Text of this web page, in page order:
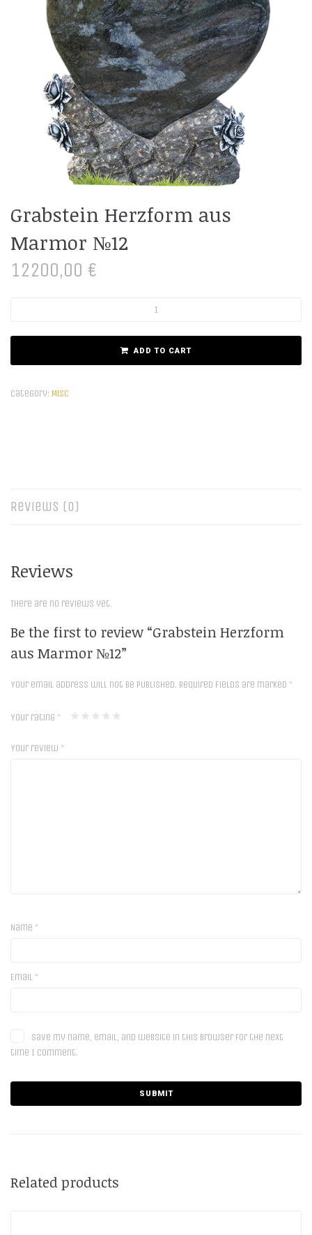
Grabstein Herzform aus
Marmor №12
12200,00 €
ADD TO CART
Category: Misc
Reviews (0)
Reviews
There are no reviews yet.
Be the first to review “Grabstein Herzform
aus Marmor №12”
Your email address will not be published. Required fields are marked *
Your rating *
Your review *
Name *
Email *
Save my name, email, and website in this browser for the next
time I comment.
Related products